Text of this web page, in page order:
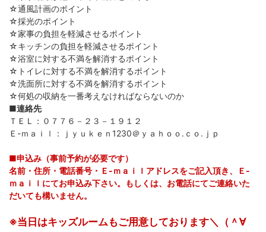
☆通風計画のポイント
☆採光のポイント
☆家事の負担を軽減させるポイント
☆キッチンの負担を軽減させるポイント
☆浴室に対する不満を解消するポイント
☆トイレに対する不満を解消するポイント
☆洗面所に対する不満を解消するポイント
☆何処の収納を一番考えなければならないのか
■連絡先
ＴＥＬ：０７７６－２３－１９１２
Ｅ-ｍａｉｌ：ｊｙｕｋｅｎ1230＠ｙａｈｏｏ.ｃｏ.ｊｐ
■申込み（事前予約が必要です）
名前・住所・電話番号・Ｅ-ｍａｉｌアドレスをご記入頂き、Ｅ-
ｍａｉｌにてお申込み下さい。もしくは、お電話にてご連絡いた
だいても構いません。
※当日はキッズルームもご用意しております＼（＾∀